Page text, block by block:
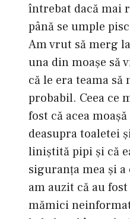
întrebat dacă mai
până se umple
Am vrut să merg
una din moaşe să
că le era teama să
probabil. Ceea ce
fost că acea
deasupra toaletei
liniştită pipi şi că
siguranţa mea şi
am auzit că au
mămici